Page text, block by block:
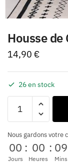
Housse de
14,90 €
26 en stock
Nous gardons votre
00
Jours
: 00
Heures
: 09
Mins